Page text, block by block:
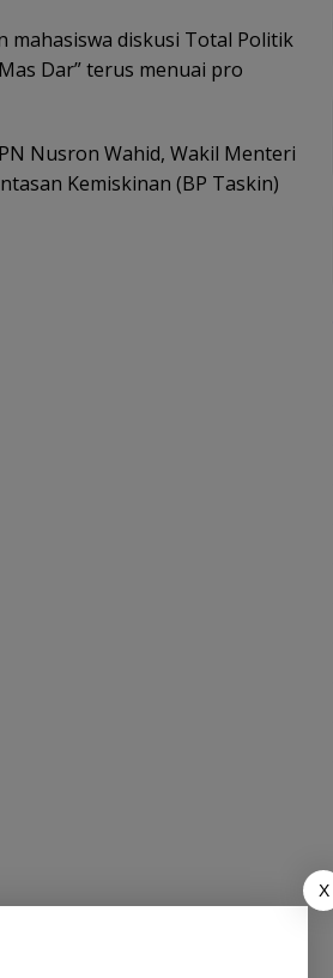
mahasiswa diskusi Total Politik
Dar” terus menuai pro
Nusron Wahid, Wakil Menteri
Kemiskinan (BP Taskin)
Namun, menurutnya,
X